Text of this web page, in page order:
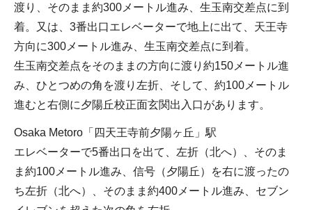
渡り、そのまま約300メートル進み、生玉南交差点に到
着。又は、3番出口エレベーターで地上に出て、天王寺
方向に300メートル進み、生玉南交差点に到着。
生玉南交差点をそのままの方向に渡り約150メートル進
み、ひとつめの角を渡り左折、そして、約100メートル
進むと右側に夕陽丘校正面玄関出入口があります。
Osaka Metoro「四天王寺前夕陽ヶ丘」駅
エレベーターで5番出口を出て、左折（北へ）、そのま
ま約100メートル進み、信号（夕陽丘）を右に渡ったの
ち左折（北へ）、そのまま約400メートル進み、セブン